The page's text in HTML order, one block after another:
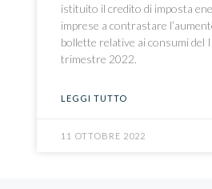
istituito il credito di imposta
imprese a contrastare
bollette relative ai consumi del
trimestre 2022.
LEGGI TUTTO
11 OTTOBRE 2022